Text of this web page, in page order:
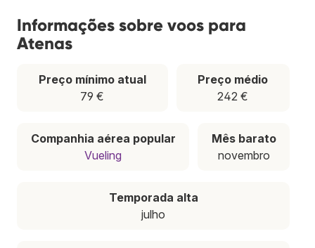
Informações sobre voos para
Atenas
Preço mínimo atual
79 €
Preço médio
242 €
Companhia aérea popular
Vueling
Mês barato
novembro
Temporada alta
julho